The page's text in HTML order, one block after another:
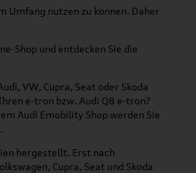
Umfang nutzen zu können. Daher
Shop und entdecken Sie die
VW, Cupra, Seat oder Skoda
e-tron bzw. Audi Q8 e-tron?
Audi Emobility Shop werden Sie
hergestellt. Erst nach
Cupra, Seat und Skoda